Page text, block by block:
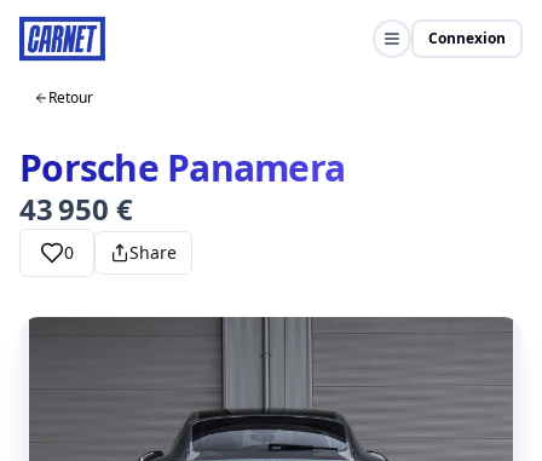
Connexion
Retour
Porsche Panamera
43 950 €
0 Share